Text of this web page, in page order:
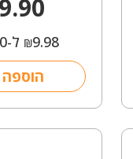
₪9.98 ל-100 מ"ל